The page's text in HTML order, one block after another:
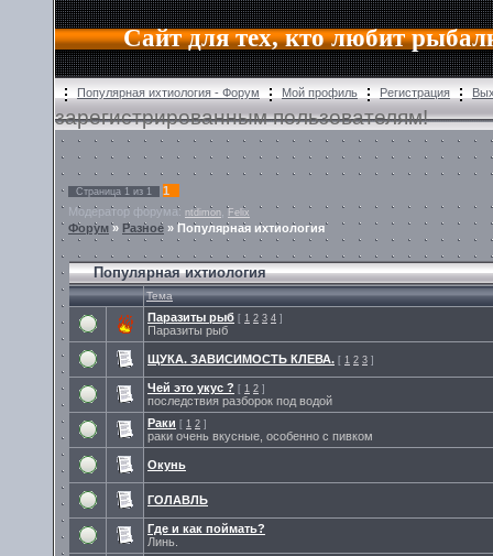
Сайт для тех, кто любит
Популярная ихтиология - Форум Мой профиль Регистрация
зарегистрированным пользователям!
Страница 1 из 1
1
Модератор форума: ntdimon , Felix
Форум» Разное » Популярная ихтиология
Популярная ихтиология
Тема
Паразиты рыб [ 1 2 3 4 ]
Паразиты рыб
ЩУКА. ЗАВИСИМОСТЬ КЛЕВА. [ 1 2 3 ]
Чей это укус ? [ 1 2 ]
последствия разборок под водой
Раки [ 1 2 ]
раки очень вкусные, особенно с пивком
Окунь
ГОЛАВЛЬ
Где и как поймать?
Линь.